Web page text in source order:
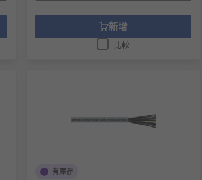
新增
比較
有庫存